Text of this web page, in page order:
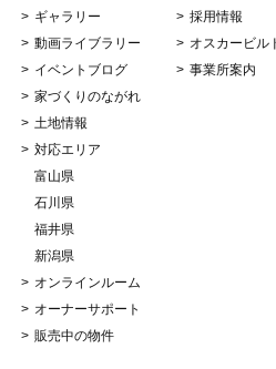
ギャラリー
動画ライブラリー
イベントブログ
家づくりのながれ
土地情報
対応エリア
富山県
石川県
福井県
新潟県
オンラインルーム
オーナーサポート
販売中の物件
採用情報
オスカービル
事業所案内